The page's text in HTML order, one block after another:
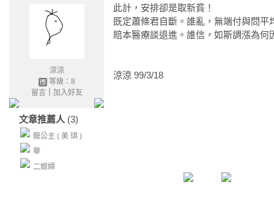
涼涼
等級：8
留言｜ 加入好友
文章推薦人 (3)
龍公主 ( 美 琪 )
華
二媳婦
此計，安排卻是取新貧！
既定蕭條君自斷。誰亂，無端付與問平
賠本醫療談退進。誰信，如斯調漲為何
涼涼 99/3/18